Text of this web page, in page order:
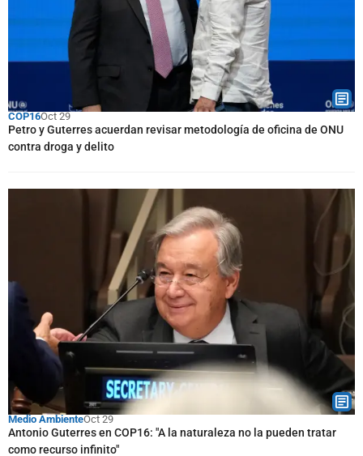
COP16Oct 29
Petro y Guterres acuerdan revisar metodología de oficina de ONU
contra droga y delito
Medio AmbienteOct 29
Antonio Guterres en COP16: "A la naturaleza no la pueden tratar
como recurso infinito"